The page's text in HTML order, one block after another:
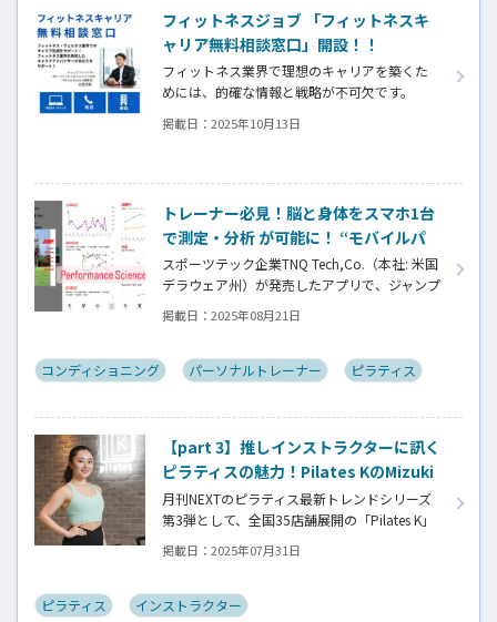
フィットネスジョブ 「フィットネスキ
ャリア無料相談窓口」開設！！
フィットネス業界で理想のキャリアを築くた
めには、的確な情報と戦略が不可欠です。
なたの課題に合わせて最適な解決策を提案し
・長期的なキャリアプランを描きたい
Fitness Business編集長 古屋があなたのキャリ
ア形成を全力でサポートします。
掲載日： 2025年10月13日
トレーナー必見！脳と身体をスマホ1台
で測定・分析 が可能に！ “モバイルパ
フォーマンスラボ”
スポーツテック企業TNQ Tech,Co.（本社: 米国
デラウェア州）が発売したアプリで、ジャンプ
力・敏捷性・反応速度・視覚機能・脳疲労・
睡眠・運動負荷といった身体と認知のパフォ
定・分析できる新サービス「モバイルパフォ
掲載日： 2025年08月21日
コンディショニング パーソナルトレーナー ピラティス
【part 3】推しインストラクターに訊く
ピラティスの魅力！Pilates KのMizuki
さん
月刊NEXTのピラティス最新トレンドシリーズ
第3弾として、全国35店舗展開の「Pilates K」
に注目。西海岸風の洗練空間で音楽とともに
楽しむ新感覚ピラティスの魅力を、新卒入社か
ントレーナー・Mizukiさんの体験談とともに紹
掲載日： 2025年07月31日
ピラティス インストラクター